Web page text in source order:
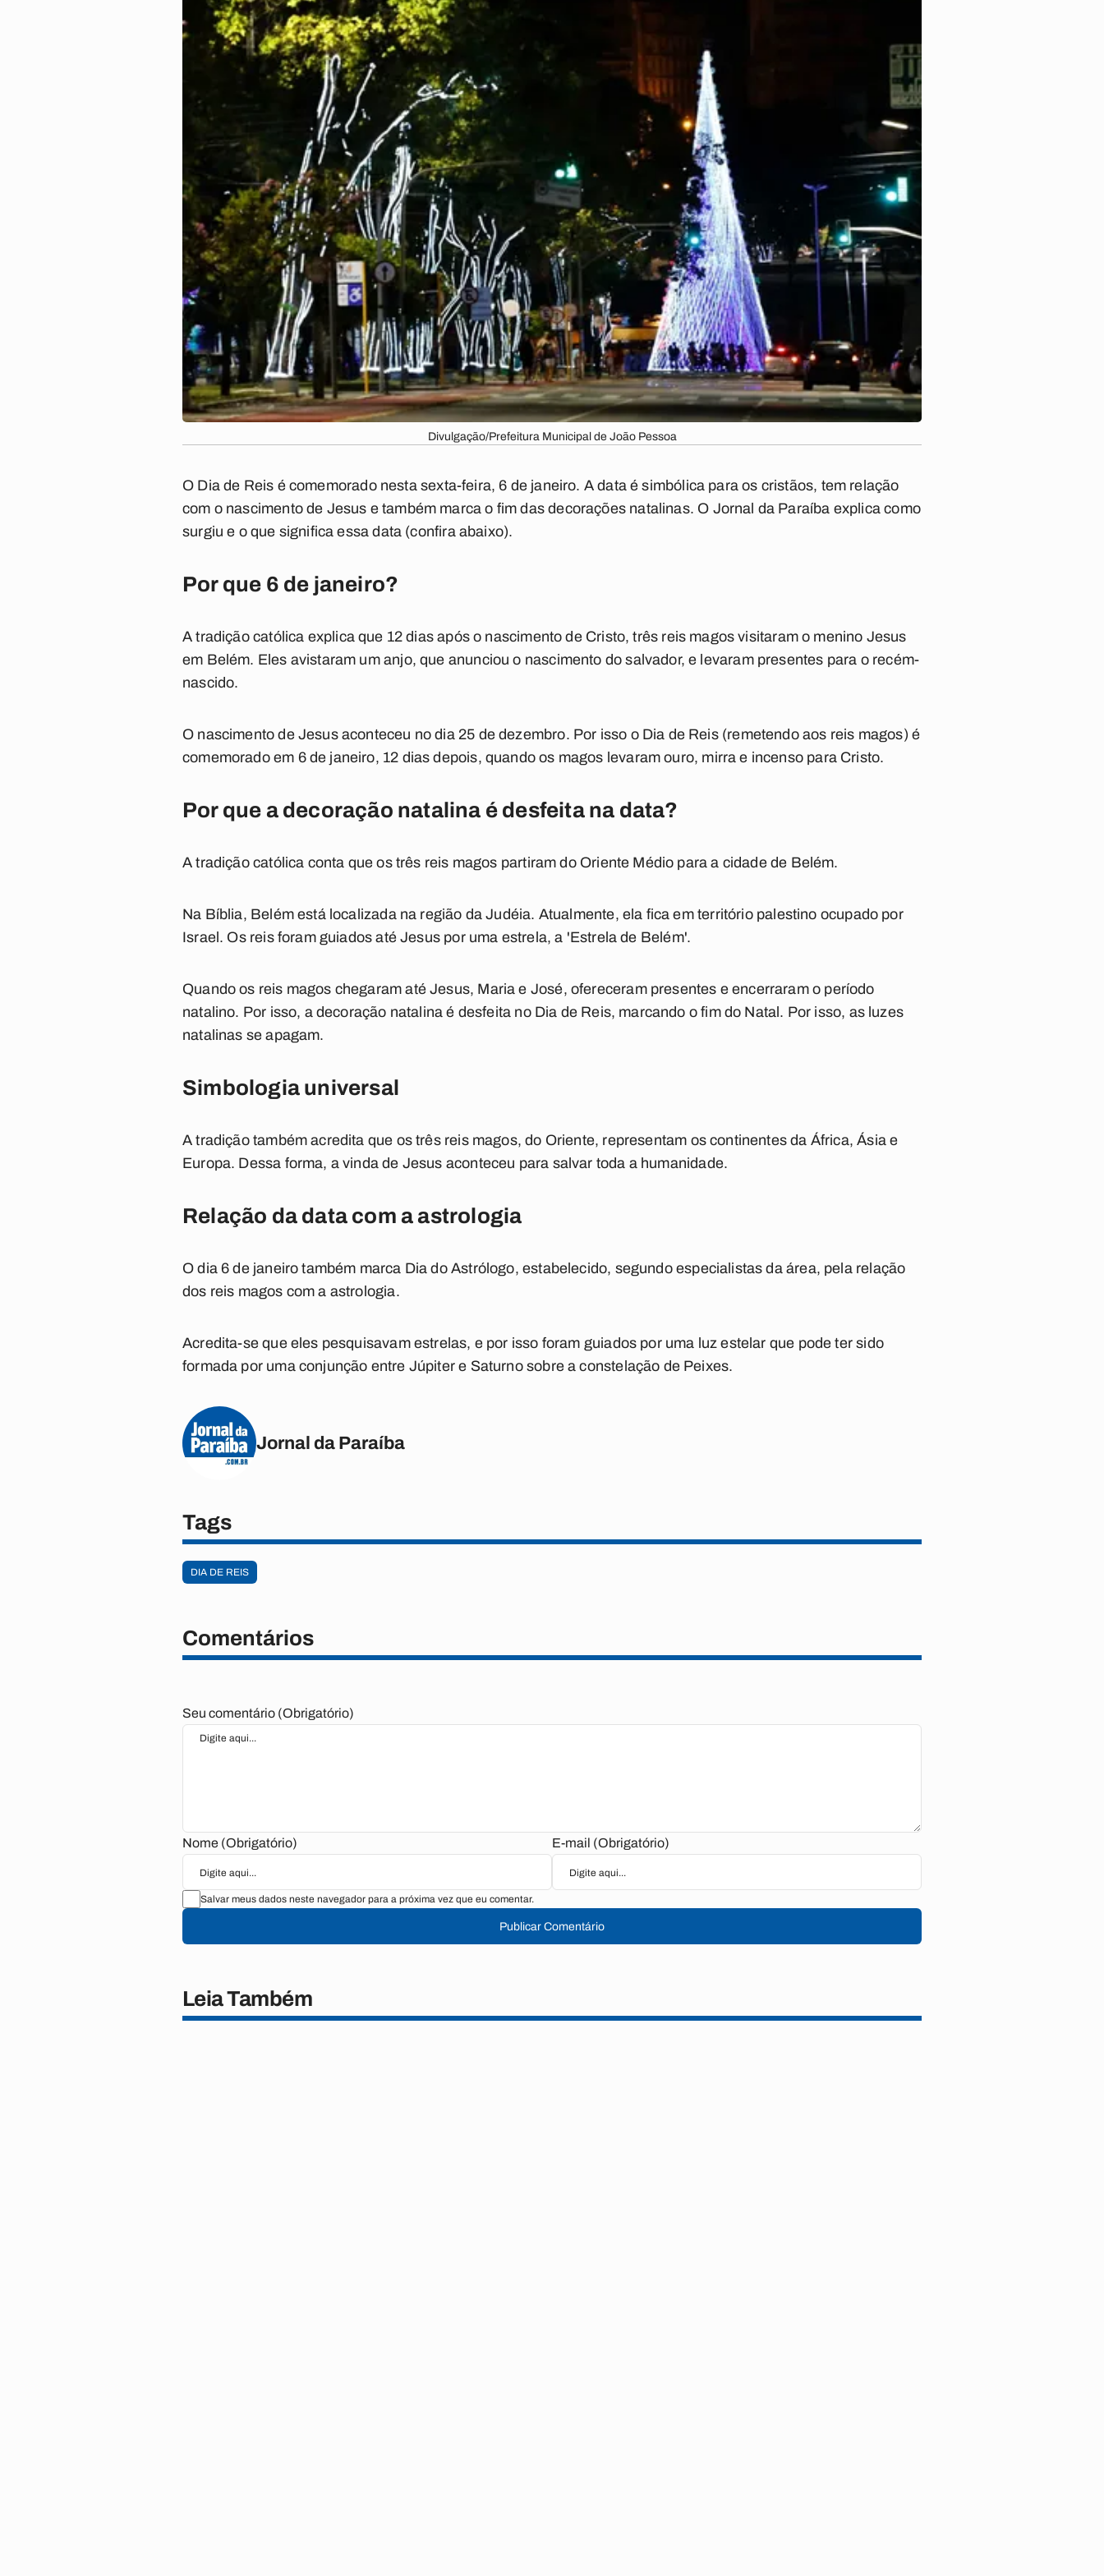
Divulgação/Prefeitura Municipal de João Pessoa
O Dia de Reis é comemorado nesta sexta-feira,6 de janeiro. A data é simbólica para os cristãos, tem relação
com o nascimento de Jesus e também marca o fim das decorações natalinas. O Jornal da Paraíba explica como
surgiu e o que significa essa data (confira abaixo).
Por que 6 de janeiro?
Atradição católica explica que 12 dias após o nascimento de Cristo, três reis magos visitaram o menino Jesus
em Belém. Eles avistaram um anjo, que anunciou o nascimento do salvador, e levaram presentes para o recém-
nascido.
O nascimento de Jesus aconteceu no dia 25 de dezembro. Por isso o Dia de Reis (remetendo aos reis magos) é
comemorado em 6 de janeiro, 12 dias depois, quando os magos levaramouro, mirra e incenso para Cristo.
Por que a decoração natalina é desfeita na data?
A tradição católica conta que os três reis magos partiram do Oriente Médio para a cidade de Belém.
Na Bíblia, Belém está localizada na região da Judéia. Atualmente, ela fica em território palestino ocupado por
Israel. Os reis foram guiados até Jesus por uma estrela, a 'Estrela de Belém'.
Quando os reis magos chegaram atéJesus, Maria e José, ofereceram presentes e encerraram o período
natalino. Por isso, a decoração natalina é desfeita no Dia de Reis, marcando o fim do Natal. Por isso, as luzes
natalinas se apagam.
Simbologia universal
A tradição também acredita que ostrês reis magos, do Oriente, representam os continentes da África, Ásia e
Europa. Dessa forma, a vinda de Jesus aconteceu para salvar toda a humanidade.
Relação da data com a astrologia
O dia 6 de janeiro também marca Dia do Astrólogo, estabelecido, segundo especialistas da área, pela relação
dos reis magos com a astrologia.
Acredita-se que eles pesquisavam estrelas, e por isso foram guiados por uma luz estelar que pode ter sido
formada por uma conjunção entre Júpiter e Saturno sobre a constelação de Peixes.
Jornal da Paraíba
Tags
DIA DE REIS
Comentários
Seu comentário (Obrigatório)
Nome (Obrigatório) E-mail (Obrigatório)
Salvar meus dados neste navegador para a próxima vez que eu comentar.
Publicar Comentário
Leia Também